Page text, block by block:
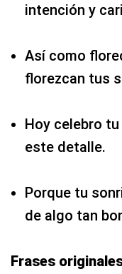
intención y
Así como
florezcan tus
Hoy celebro
este detalle.
Porque tu
de algo tan
Frases